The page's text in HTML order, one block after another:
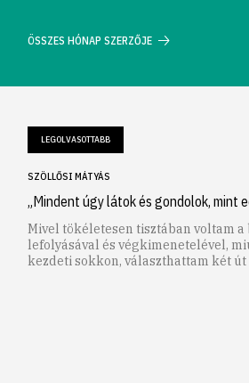
ÖSSZES HÓNAP SZERZŐJE
LEGOLVASOTTABB
SZÖLLŐSI MÁTYÁS
„Mindent úgy látok és gondolok, mint
Mivel tökéletesen tisztában voltam a
lefolyásával és végkimenetelével,
kezdeti sokkon, választhattam két út